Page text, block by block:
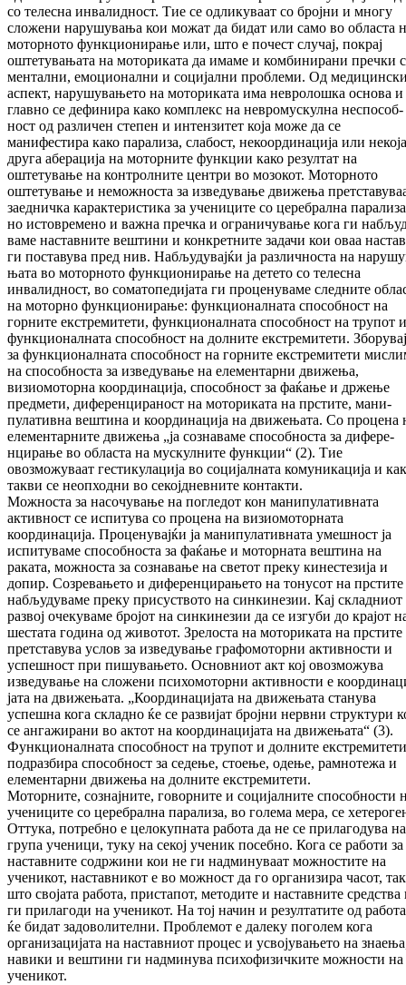
со телесна ин­валидност. Тие се одликуваат со бројни и мно­гу
сложени нарушувања кои можат да би­дат или само во областа
моторното фун­кционирање или, што е почест случај, по­крај
оштетувањата на моториката да има­ме и комбинирани пречки
ментални, емо­цио­нални и социјални проблеми. Од
аспект, нарушувањето на моториката има невролошка основа и
главно се де­фи­ни­ра како комплекс на невромускулна не­спо­соб­
ност од различен степен и интензитет ко­ја може да се
манифестира како парализа, сла­бост, некоординација или некоја
друга абе­рација на моторните функции како ре­зул­тат на
оштетување на контролните центри во мо­зокот. Моторното
оштетување и не­мож­нос­та за изведување движења
заедничка карактеристика за учениците со це­ребрална
но истовремено и важ­на пречка и ограничување кога ги
ва­ме наставните вештини и конкретните за­да­чи кои оваа
ги поставува пред нив. Наб­људувајќи ја различноста на
ња­та во моторното функционирање на де­те­то со телесна
инвалидност, во со­ма­то­пе­ди­ја­та ги проценуваме следните
на мо­тор­но функционирање: функционалната спо­соб­ност на
горните екстремитети, функ­цио­нал­ната способност на трупот и
функ­цио­нал­ната способност на долните екс­тре­ми­те­ти.
за функционалната спо­соб­ност на горните екстремитети
на спо­собноста за изведување на елементарни дви­жења,
визиомоторна координација, спо­соб­ност за фаќање и држење
предмети, ди­фе­ренцираност на моториката на прстите, ма­ни­
пулативна вештина и координација на дви­жењата. Со процена
елементарните дви­жења „ја сознаваме способноста за ди­фе­ре­
нцирање во областа на мускулните функ­ции“ (2). Тие
овозможуваат гестикулација во со­цијалната комуникација и
такви се неоп­ходни во секојдневните контакти.
Мож­носта за насочување на погледот кон ма­нипулативната
активност се испитува со про­цена на визиомоторната
координација. Про­ценувајќи ја манипулативната умешност ја
испитуваме способноста за фаќање и мо­тор­ната вештина на
раката, можноста за соз­на­вање на светот преку кинестезија и
допир. Созревањето и диференцирањето на тонусот на прстите
набљудуваме преку при­сус­т­во­то на синкинезии. Кај складниот
развој оче­куваме бројот на синкинезии да се изгуби до крајот
шестата година од животот. Зре­лос­та на моториката на прстите
претставува услов за изведување графомоторни актив­нос­ти и
успешност при пишувањето. Основ­ниот акт кој овозможува
изведување на сло­же­ни психомоторни активности е
јата на движењата. „Координацијата на дви­жењата станува
успешна кога складно ќе се развијат бројни нервни структури
се анга­жирани во актот на координацијата на дви­жењата“ (3).
Функционалната спо­соб­ност на трупот и долните екстремитети
под­раз­бира способност за седење, стоење, оде­ње, рамнотежа и
елементарни движења на дол­ните екстремитети.
Моторните, сознајните, говорните и соци­јал­ни­те способности
учениците со цере­б­рал­на парализа, во голема мера, се
Отту­ка, потребно е целокупната работа да не се прилагодува на
група ученици, туку на секој ученик посебно. Кога се работи за
нас­тав­ните содржини кои не ги надминуваат мож­ностите на
ученикот, наставникот е во мож­ност да го организира часот,
што сво­јата работа, пристапот, методите и нас­тав­ните средства
ги прилагоди на уче­ни­кот. На тој начин и резултатите од
ќе бидат задоволителни. Проблемот е далеку по­голем кога
организацијата на наставниот про­цес и усвојувањето на
навики и веш­тини ги надминува психофизичките мож­ности на
ученикот.